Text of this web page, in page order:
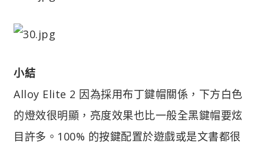
小結
Alloy Elite 2 因為採用布丁鍵帽關係，下方白色
的燈效很明顯，亮度效果也比一般全黑鍵帽要炫
目許多。100% 的按鍵配置於遊戲或是文書都很